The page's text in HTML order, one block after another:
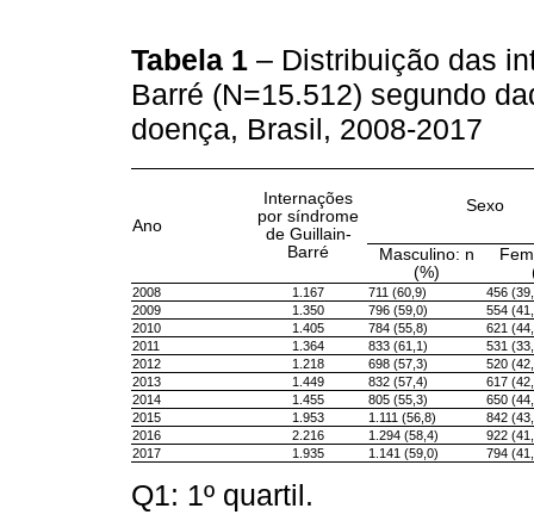
Tabela 1 – Distribuição das
Barré (N=15.512) segundo
doença, Brasil, 2008-2017
Ano
Internações
por síndrome
de Guillain-
Barré
Sexo
Masculino: n
(%)
2008 1.167 711 (60,9)
456
2009
1.350 796 (59,0)
554
2010
1.405 784 (55,8)
621
2011
1.364 833 (61,1)
531
2012
1.218 698 (57,3)
520
2013
1.449 832 (57,4)
617
2014
1.455 805 (55,3)
650
2015
1.953 1.111 (56,8)
842
2016
2.216 1.294 (58,4)
922
2017
1.935 1.141 (59,0) 794
Q1: 1º quartil.